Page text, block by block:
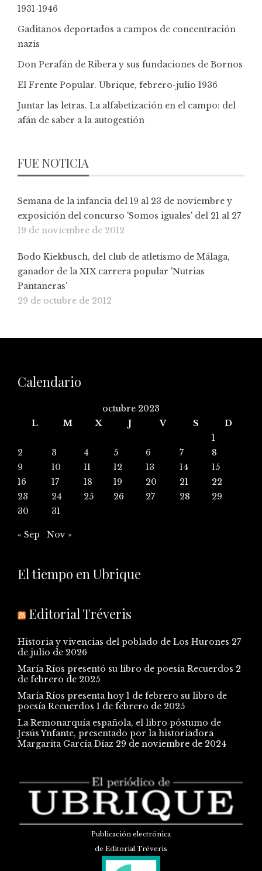
1931-1946
Gaditanos deportados a campos de concentración
nazis
Don Perafán de Ribera y sus fundaciones de Bornos
El Frente Popular. Ubrique, febrero-julio 1936
Juntar las letras. La alfabetización en el campo: del
afán de saber a la autogestión
FUE NOTICIA
Semana de la infancia del 19 al 23 de noviembre y
exposición del concurso 'Somos iguales' del 21 al 27
19 de noviembre de 2012
Bodo Kiekbusch, del club de atletismo de Málaga,
ganador de la XIX carrera popular 'Nutrias
Pantaneras'
29 de octubre de 2012
Calendario
octubre 2023
L
M X J V S
D
1
2
3 4 5 6 7
8
9
10 11 12 13 14
15
16
17 18 19 20 21
22
23
24 25 26 27 28
29
30
31
« Sep Nov »
El tiempo en Ubrique
Editorial Tréveris
Historia y vivencias del poblado de Los Hurones 27
de julio de 2026
María Ríos presentó su libro de poesía Recuerdos 2
de febrero de 2025
María Ríos presenta hoy 1 de febrero su libro de
poesía Recuerdos 1 de febrero de 2025
La Remonarquía española, el libro póstumo de
Jesús Ynfante, presentado por la historiadora
Margarita García Díaz 29 de noviembre de 2024
Publicación electrónica
de Editorial Tréveris